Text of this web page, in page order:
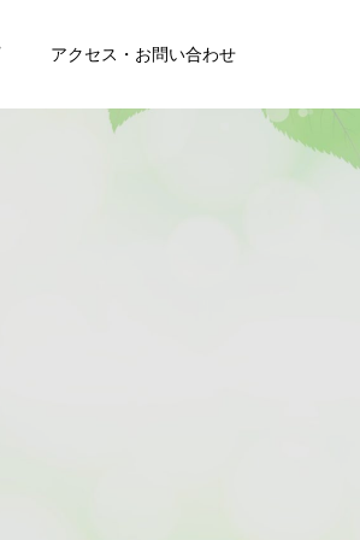
アクセス・お問い合わせ